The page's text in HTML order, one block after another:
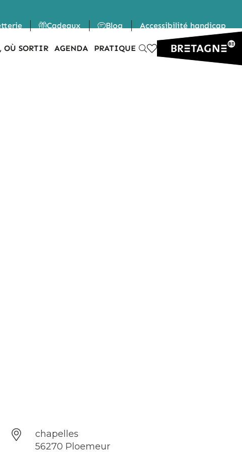
Cadeaux Blog Accessibilité handicap
OÙ SORTIR AGENDA PRATIQUE
chapelles
56270 Ploemeur